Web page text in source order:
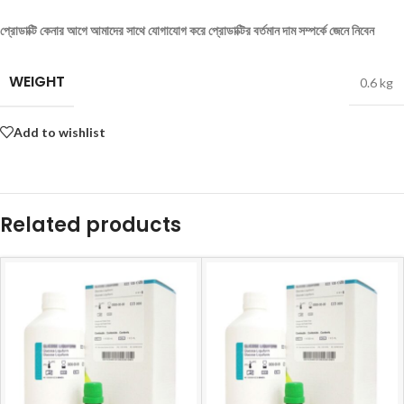
প্রোডাক্টি কেনার আগে আমাদের সাথে যোগাযোগ করে প্রোডাক্টির বর্তমান দাম সম্পর্কে জেনে নিবেন
WEIGHT 0.6 kg
Add to wishlist
Related products